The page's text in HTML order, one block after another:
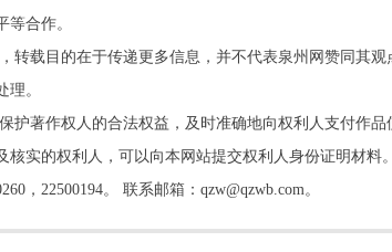
合作。
载目的在于传递更多信息，并不代表泉州网赞同其观
。
著作权人的合法权益，及时准确地向权利人支付作品
实的权利人，可以向本网站提交权利人身份证明材料
，22500194。 联系邮箱：qzw@qzwb.com。